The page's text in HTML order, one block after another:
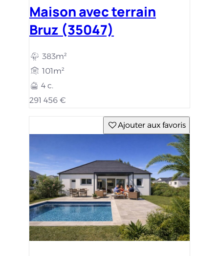
Maison avec terrain
Bruz (35047)
383m²
101m²
4 c.
291 456 €
Ajouter aux favoris